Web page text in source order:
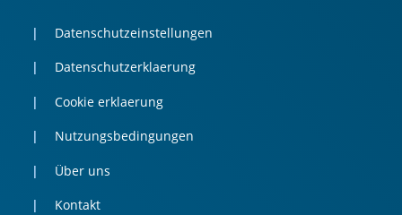
Datenschutzeinstellungen
Datenschutzerklaerung
Cookie erklaerung
Nutzungsbedingungen
Über uns
Kontakt